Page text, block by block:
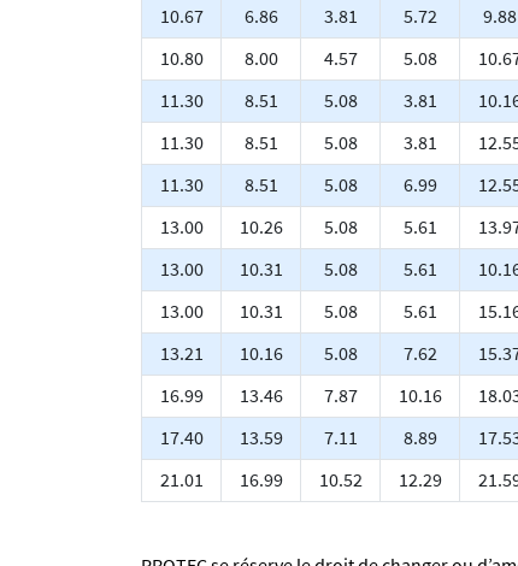
10.67
6.86 3.81 5.72 9.88
10.80
8.00 4.57 5.08
11.30
8.51 5.08 3.81
11.30
8.51 5.08 3.81
11.30
8.51 5.08 6.99
13.00
10.26 5.08 5.61
13.00
10.31 5.08 5.61
13.00
10.31 5.08 5.61
13.21
10.16 5.08 7.62
16.99
13.46 7.87 10.16
17.40
13.59 7.11 8.89
21.01
16.99 10.52 12.29